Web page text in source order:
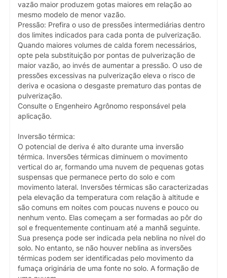
vazão maior produzem gotas maiores em relação ao
mesmo modelo de menor vazão.
Pressão: Prefira o uso de pressões intermediárias dentro
dos limites indicados para cada ponta de pulverização.
Quando maiores volumes de calda forem necessários,
opte pela substituição por pontas de pulverização de
maior vazão, ao invés de aumentar a pressão. O uso de
pressões excessivas na pulverização eleva o risco de
deriva e ocasiona o desgaste prematuro das pontas de
pulverização.
Consulte o Engenheiro Agrônomo responsável pela
aplicação.
Inversão térmica:
O potencial de deriva é alto durante uma inversão
térmica. Inversões térmicas diminuem o movimento
vertical do ar, formando uma nuvem de pequenas gotas
suspensas que permanece perto do solo e com
movimento lateral. Inversões térmicas são caracterizadas
pela elevação da temperatura com relação à altitude e
são comuns em noites com poucas nuvens e pouco ou
nenhum vento. Elas começam a ser formadas ao pôr do
sol e frequentemente continuam até a manhã seguinte.
Sua presença pode ser indicada pela neblina no nível do
solo. No entanto, se não houver neblina as inversões
térmicas podem ser identificadas pelo movimento da
fumaça originária de uma fonte no solo. A formação de